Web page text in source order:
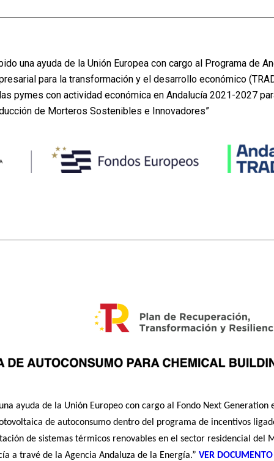
una ayuda de la Unión Europea con cargo al Programa de
para la transformación y el desarrollo económico
pymes con actividad económica en Andalucía 2021-2027
de Morteros Sostenibles e Innovadores”
una ayuda de la Unión Europeo con cargo al Fondo Next
de autoconsumo dentro del programa de incentivos
de sistemas térmicos renovables en el sector residencial del
a travé de la Agencia Andaluza de la Energía.” VER